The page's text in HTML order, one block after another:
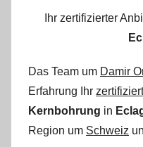
Ihr zertifizierter
Das Team um Damir
Erfahrung Ihr
Kernbohrung in
Region um Schweiz